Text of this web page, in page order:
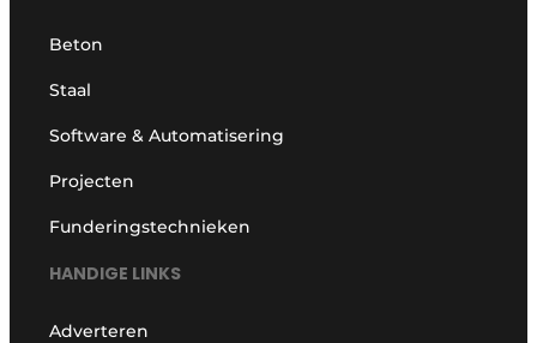
Beton
Staal
Software & Automatisering
Projecten
Funderingstechnieken
HANDIGE LINKS
Adverteren